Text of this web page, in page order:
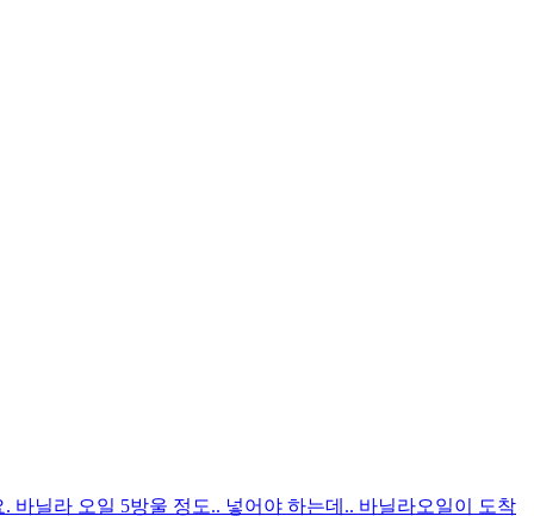
바닐라 오일 5방울 정도.. 넣어야 하는데.. 바닐라오일이 도착